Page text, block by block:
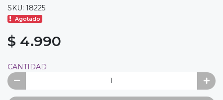
SKU: 18225
Agotado
$ 4.990
CANTIDAD